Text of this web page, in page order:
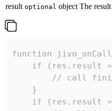
result optional object The
function
if (res.result
// call
    }
if (res.result